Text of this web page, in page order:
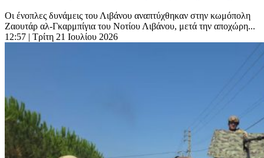
Οι ένοπλες δυνάμεις του Λιβάνου αναπτύχθηκαν στην κωμόπολη
Ζαουτάρ αλ-Γκαρμπίγια του Νοτίου Λιβάνου, μετά την αποχώρη...
12:57 | Τρίτη 21 Ιουλίου 2026